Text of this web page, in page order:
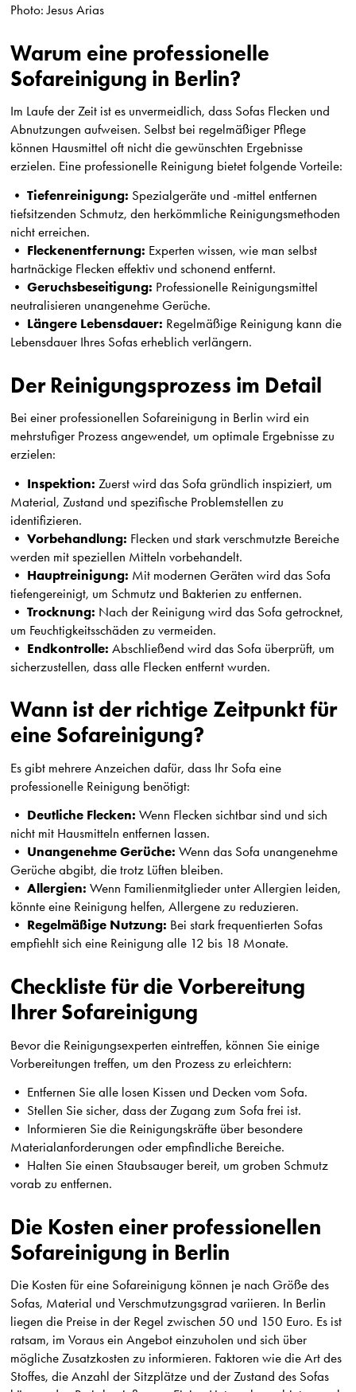
Photo: Jesus Arias
Warum eine professionelle
Sofareinigung in Berlin?
Im Laufe der Zeit ist es unvermeidlich, dass Sofas Flecken und
Abnutzungen aufweisen. Selbst bei regelmäßiger Pflege
können Hausmittel oft nicht die gewünschten Ergebnisse
erzielen. Eine professionelle Reinigung bietet folgende Vorteile:
•Tiefenreinigung: Spezialgeräte und -mittel entfernen
tiefsitzenden Schmutz, den herkömmliche Reinigungsmethoden
nicht erreichen.
• Fleckenentfernung: Experten wissen, wie man selbst
hartnäckige Flecken effektiv und schonend entfernt.
•Geruchsbeseitigung: Professionelle Reinigungsmittel
neutralisieren unangenehme Gerüche.
• Längere Lebensdauer: Regelmäßige Reinigung kann die
Lebensdauer Ihres Sofas erheblich verlängern.
Der Reinigungsprozess im Detail
Bei einer professionellen Sofareinigung in Berlin wird ein
mehrstufiger Prozess angewendet, um optimale Ergebnisse zu
erzielen:
• Inspektion: Zuerst wird das Sofa gründlich inspiziert, um
Material, Zustand und spezifische Problemstellen zu
identifizieren.
•Vorbehandlung: Flecken und stark verschmutzte Bereiche
werden mit speziellen Mitteln vorbehandelt.
• Hauptreinigung: Mit modernen Geräten wird das Sofa
tiefengereinigt, um Schmutz und Bakterien zu entfernen.
•Trocknung: Nach der Reinigung wird das Sofa getrocknet,
um Feuchtigkeitsschäden zu vermeiden.
• Endkontrolle: Abschließend wird das Sofa überprüft, um
sicherzustellen, dass alle Flecken entfernt wurden.
Wann ist der richtige Zeitpunkt für
eine Sofareinigung?
Es gibt mehrere Anzeichen dafür, dass Ihr Sofa eine
professionelle Reinigung benötigt:
• Deutliche Flecken: Wenn Flecken sichtbar sind und sich
nicht mit Hausmitteln entfernen lassen.
• Unangenehme Gerüche: Wenn das Sofa unangenehme
Gerüche abgibt, die trotz Lüften bleiben.
•Allergien: Wenn Familienmitglieder unter Allergien leiden,
könnte eine Reinigung helfen, Allergene zu reduzieren.
• Regelmäßige Nutzung: Bei stark frequentierten Sofas
empfiehlt sich eine Reinigung alle 12 bis 18 Monate.
Checkliste für die Vorbereitung
Ihrer Sofareinigung
Bevor die Reinigungsexperten eintreffen, können Sie einige
Vorbereitungen treffen, um den Prozess zu erleichtern:
• Entfernen Sie alle losen Kissen und Decken vom Sofa.
• Stellen Sie sicher, dass der Zugang zum Sofa frei ist.
• Informieren Sie die Reinigungskräfte über besondere
Materialanforderungen oder empfindliche Bereiche.
• Halten Sie einen Staubsauger bereit, um groben Schmutz
vorab zu entfernen.
Die Kosten einer professionellen
Sofareinigung in Berlin
Die Kosten für eine Sofareinigung können je nach Größe des
Sofas, Material und Verschmutzungsgrad variieren. In Berlin
liegen die Preise in der Regel zwischen 50 und 150 Euro. Es ist
ratsam, im Voraus ein Angebot einzuholen und sich über
mögliche Zusatzkosten zu informieren. Faktoren wie die Art des
Stoffes, die Anzahl der Sitzplätze und der Zustand des Sofas